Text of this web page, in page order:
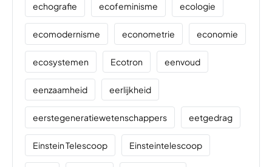
echografie ecofeminisme ecologie
ecomodernisme econometrie economie
ecosystemen Ecotron eenvoud
eenzaamheid eerlijkheid
eerstegeneratiewetenschappers eetgedrag
Einstein Telescoop Einsteintelescoop